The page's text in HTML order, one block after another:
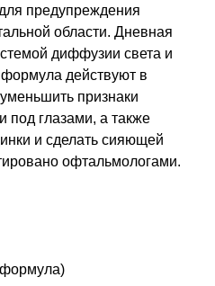
предупреждения
области. Дневная
диффузии света и
действуют в
признаки
под глазами, а также
и сделать сияющей
офтальмологами.